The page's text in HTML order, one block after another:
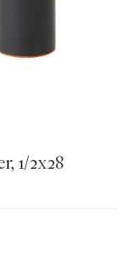
1/2x28